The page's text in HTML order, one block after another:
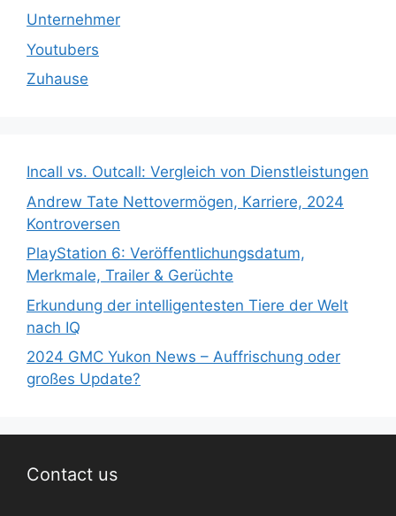
Unternehmer
Youtubers
Zuhause
Incall vs. Outcall: Vergleich von Dienstleistungen
Andrew Tate Nettovermögen, Karriere, 2024
Kontroversen
PlayStation 6: Veröffentlichungsdatum,
Merkmale, Trailer & Gerüchte
Erkundung der intelligentesten Tiere der Welt
nach IQ
2024 GMC Yukon News – Auffrischung oder
großes Update?
Contact us